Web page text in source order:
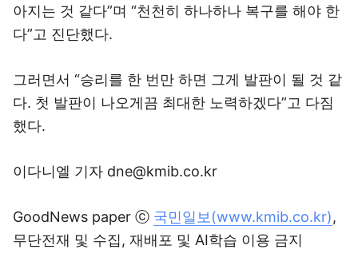
아지는 것 같다”며 “천천히 하나하나 복구를 해야 한
다”고 진단했다.
그러면서 “승리를 한 번만 하면 그게 발판이 될 것 같
다. 첫 발판이 나오게끔 최대한 노력하겠다”고 다짐
했다.
이다니엘 기자 dne@kmib.co.kr
GoodNews paper ⓒ 국민일보(www.kmib.co.kr),
무단전재 및 수집, 재배포 및 AI학습 이용 금지